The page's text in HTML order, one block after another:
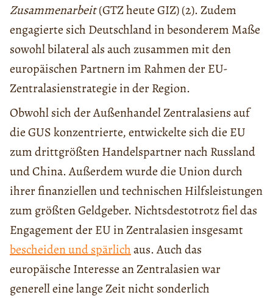
Zusammenarbeit(GTZ heute GIZ) (2). Zudem
engagierte sich Deutschland in besonderem Maße
sowohl bilateral als auch zusammen mit den
europäischen Partnern im Rahmen der EU-
Zentralasienstrategie in der Region.
Obwohl sich der Außenhandel Zentralasiens auf
die GUS konzentrierte, entwickelte sich die EU
zum drittgrößten Handelspartner nach Russland
und China. Außerdem wurde die Union durch
ihrer finanziellen und technischen Hilfsleistungen
zum größten Geldgeber. Nichtsdestotrotz fiel das
Engagement der EU in Zentralasien insgesamt
bescheiden und spärlichaus. Auch das
europäische Interesse an Zentralasien war
generell eine lange Zeit nicht sonderlich